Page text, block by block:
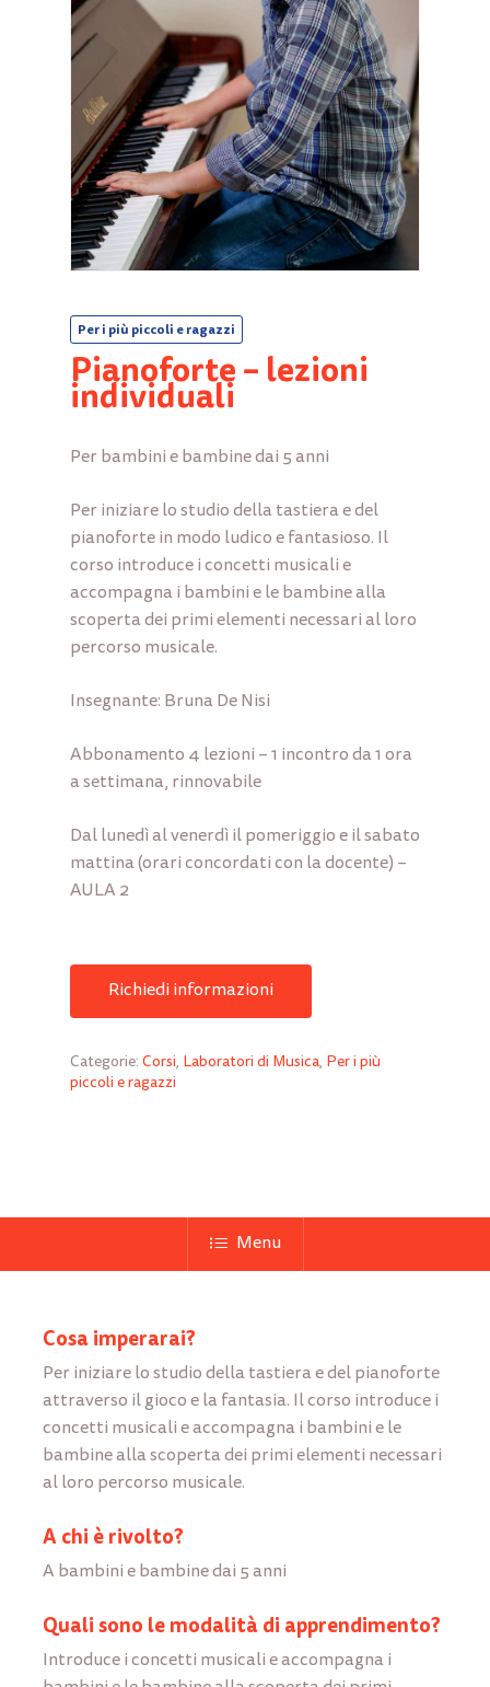
Per i più piccoli e ragazzi
Pianoforte – lezioni
individuali
Per bambini e bambine dai 5 anni
Per iniziare lo studio della tastiera e del
pianoforte in modo ludico e fantasioso. Il
corso introduce i concetti musicali e
accompagna i bambini e le bambine alla
scoperta dei primi elementi necessari al loro
percorso musicale.
Insegnante: Bruna De Nisi
Abbonamento 4 lezioni – 1 incontro da 1 ora
a settimana, rinnovabile
Dal lunedì al venerdì il pomeriggio e il sabato
mattina (orari concordati con la docente) –
AULA 2
Richiedi informazioni
Categorie: Corsi, Laboratori di Musica, Per i più
piccoli e ragazzi
Menu
Cosa imperarai?
Per iniziare lo studio della tastiera e del pianoforte
attraverso il gioco e la fantasia. Il corso introduce i
concetti musicali e accompagna i bambini e le
bambine alla scoperta dei primi elementi necessari
al loro percorso musicale.
A chi è rivolto?
A bambini e bambine dai 5 anni
Quali sono le modalità di apprendimento?
Introduce i concetti musicali e accompagna i
Nome*
Email*
Salva il mio nome, email e sito web in
commento.